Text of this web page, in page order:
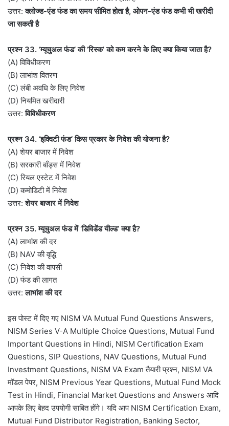
उत्तर:क्लोज्ड-एंड फंड का समय सीमित होता है, ओपन-एंड फंड कभी भी खरीदी
जा सकती है
प्रश्न 33. ‘म्यूचुअल फंड’ की ‘रिस्क’ को कम करने के लिए क्या किया जाता है?
(A) विविधीकरण
(B) लाभांश वितरण
(C) लंबी अवधि के लिए निवेश
(D) नियमित खरीदारी
उत्तर:विविधीकरण
प्रश्न 34. ‘इक्विटी फंड’ किस प्रकार के निवेश की योजना है?
(A) शेयर बाजार में निवेश
(B) सरकारी बॉंड्स में निवेश
(C) रियल एस्टेट में निवेश
(D) कमोडिटी में निवेश
उत्तर:शेयर बाजार में निवेश
प्रश्न 35. म्यूचुअल फंड में ‘डिविडेंड यील्ड’ क्या है?
(A) लाभांश की दर
(B) NAV की वृद्धि
(C) निवेश की वापसी
(D) फंड की लागत
उत्तर:लाभांश की दर
इस पोस्ट में दिए गए NISM VA Mutual Fund Questions Answers,
NISM Series V-A Multiple Choice Questions, Mutual Fund
Important Questions in Hindi, NISM Certification Exam
Questions, SIP Questions, NAV Questions, Mutual Fund
Investment Questions, NISM VA Exam तैयारी प्रश्न, NISM VA
मॉडल पेपर, NISM Previous Year Questions, Mutual Fund Mock
Test in Hindi, Financial Market Questions and Answers आदि
आपके लिए बेहद उपयोगी साबित होंगे। यदि आप NISM Certification Exam,
Mutual Fund Distributor Registration, Banking Sector,